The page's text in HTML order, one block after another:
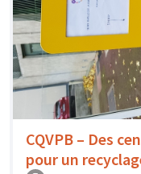
CQVPB – Des
pour un